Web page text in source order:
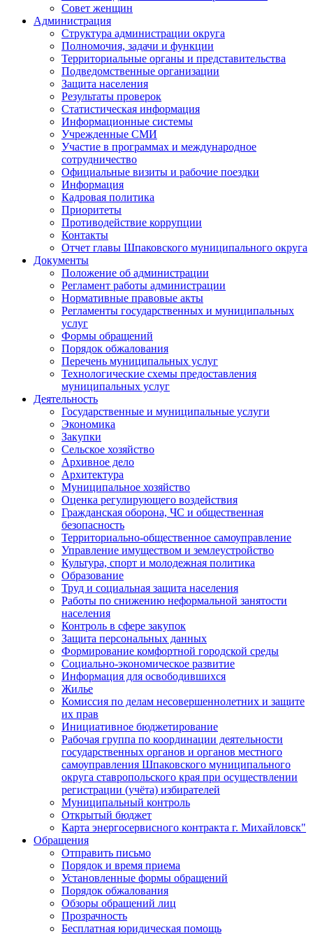
Совет женщин
Администрация
Структура администрации округа
Полномочия, задачи и функции
Территориальные органы и представительства
Подведомственные организации
Защита населения
Результаты проверок
Статистическая информация
Информационные системы
Учрежденные СМИ
Участие в программах и международное
сотрудничество
Официальные визиты и рабочие поездки
Информация
Кадровая политика
Приоритеты
Противодействие коррупции
Контакты
Отчет главы Шпаковского муниципального округа
Документы
Положение об администрации
Регламент работы администрации
Нормативные правовые акты
Регламенты государственных и муниципальных
услуг
Формы обращений
Порядок обжалования
Перечень муниципальных услуг
Технологические схемы предоставления
муниципальных услуг
Деятельность
Государственные и муниципальные услуги
Экономика
Закупки
Сельское хозяйство
Архивное дело
Архитектура
Муниципальное хозяйство
Оценка регулирующего воздействия
Гражданская оборона, ЧС и общественная
безопасность
Территориально-общественное самоуправление
Управление имуществом и землеустройство
Культура, спорт и молодежная политика
Образование
Труд и социальная защита населения
Работы по снижению неформальной занятости
населения
Контроль в сфере закупок
Защита персональных данных
Формирование комфортной городской среды
Социально-экономическое развитие
Информация для освободившихся
Жилье
Комиссия по делам несовершеннолетних и защите
их прав
Инициативное бюджетирование
Рабочая группа по координации деятельности
государственных органов и органов местного
самоуправления Шпаковского муниципального
округа ставропольского края при осуществлении
регистрации (учёта) избирателей
Муниципальный контроль
Открытый бюджет
Карта энергосервисного контракта г. Михайловск"
Обращения
Отправить письмо
Порядок и время приема
Установленные формы обращений
Порядок обжалования
Обзоры обращений лиц
Прозрачность
Бесплатная юридическая помощь